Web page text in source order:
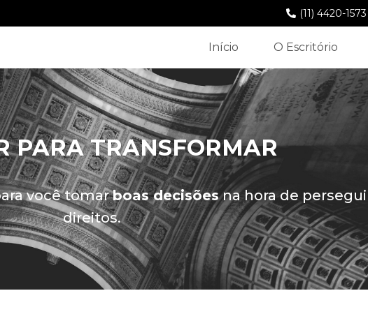
(11) 4420-1573
Início O Escritório
PARA TRANSFORMAR
você tomarboas decisõesna hora de
direitos.